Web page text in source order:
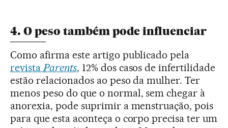
4. O peso também pode influenciar
Como afirma este artigo publicado pela
revista Parents, 12% dos casos de infertilidade
estão relacionados ao peso da mulher. Ter
menos peso do que o normal, sem chegar à
anorexia, pode suprimir a menstruação, pois
para que esta aconteça o corpo precisa ter um